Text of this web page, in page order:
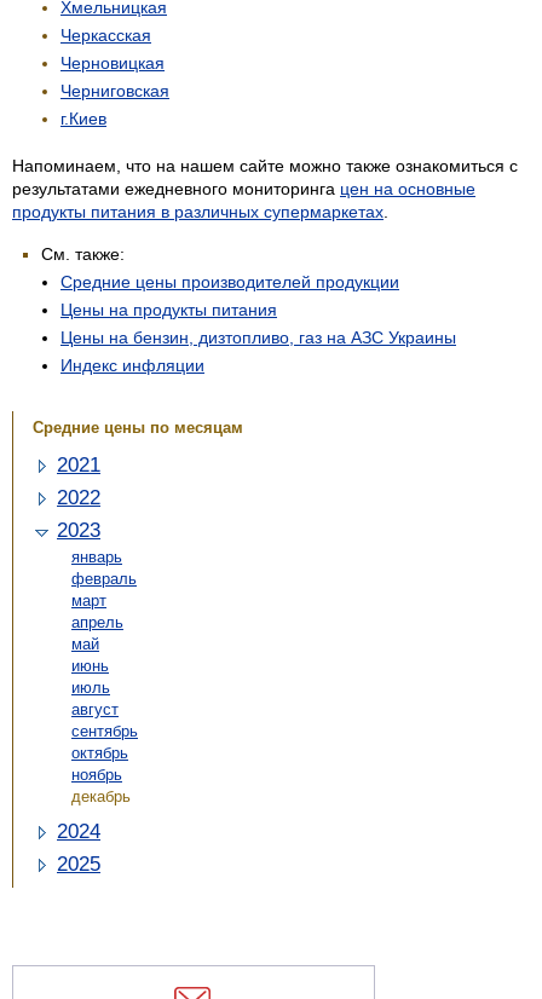
Хмельницкая
Черкасская
Черновицкая
Черниговская
г.Киев
Напоминаем, что на нашем сайте можно также ознакомиться с
результатами ежедневного мониторинга цен на основные
продукты питания в различных супермаркетах
См. также:
Средние цены производителей продукции
Цены на продукты питания
Цены на бензин, дизтопливо, газ на АЗС Украины
Индекс инфляции
Средние цены по месяцам
2021
2022
2023
январь
февраль
март
апрель
май
июнь
июль
август
сентябрь
октябрь
ноябрь
декабрь
2024
2025